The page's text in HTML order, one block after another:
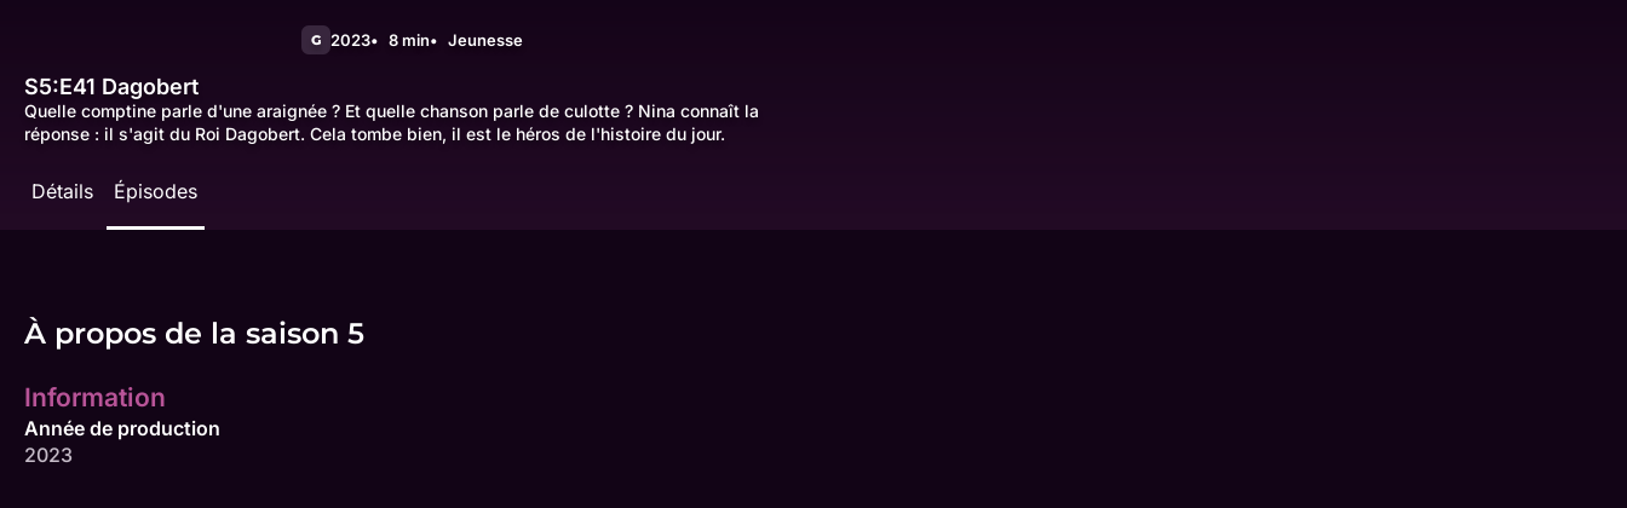
G 2023 8 min Jeunesse
S5:E41 Dagobert
Quelle comptine parle d'une araignée ? Et quelle chanson parle de culotte ? Nina connaît la
réponse : il s'agit du Roi Dagobert. Cela tombe bien, il est le héros de l'histoire du jour.
Détails Épisodes
À propos de la saison 5
Information
Année de production
2023